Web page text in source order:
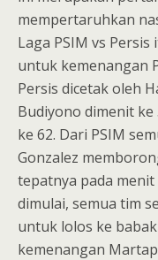
mempertaruhkan
Laga PSIM vs
untuk kemenangan
Persis dicetak oleh
Budiyono dimenit
ke 62. Dari PSIM
Gonzalez
tepatnya pada menit
dimulai, semua tim
untuk lolos ke
kemenangan